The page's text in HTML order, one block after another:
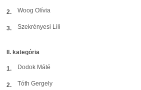
2. Woog Olívia
3. Szekrényesi Lili
II. kategória
1. Dodok Máté
2. Tóth Gergely